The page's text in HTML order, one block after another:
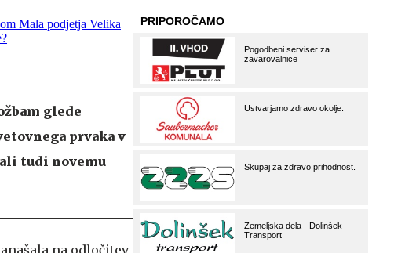
glede
prvaka v
tudi novemu
na odločitev